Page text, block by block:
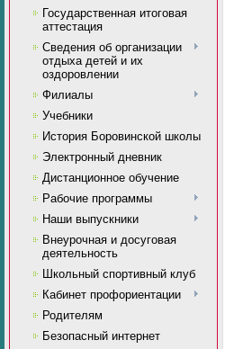
Государственная итоговая
аттестация
Сведения об организации
отдыха детей и их
оздоровлении
Филиалы
Учебники
История Боровинской школы
Электронный дневник
Дистанционное обучение
Рабочие программы
Наши выпускники
Внеурочная и досуговая
деятельность
Школьный спортивный клуб
Кабинет профориентации
Родителям
Безопасный интернет